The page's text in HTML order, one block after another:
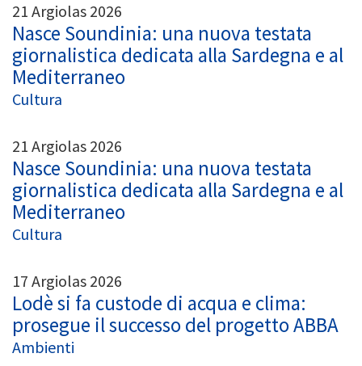
21 Argiolas 2026
Nasce Soundinia: una nuova testata
giornalistica dedicata alla Sardegna e al
Mediterraneo
Cultura
21 Argiolas 2026
Nasce Soundinia: una nuova testata
giornalistica dedicata alla Sardegna e al
Mediterraneo
Cultura
17 Argiolas 2026
Lodè si fa custode di acqua e clima:
prosegue il successo del progetto ABBA
Ambienti